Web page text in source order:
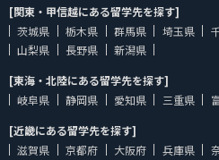
[関東・甲信越にある留学先を探す]
茨城県
栃木県 群馬県 埼玉県
山梨県
長野県
新潟県
[東海・北陸にある留学先を探す]
岐阜県
静岡県 愛知県 三重県
[近畿にある留学先を探す]
滋賀県
京都府 大阪府 兵庫県